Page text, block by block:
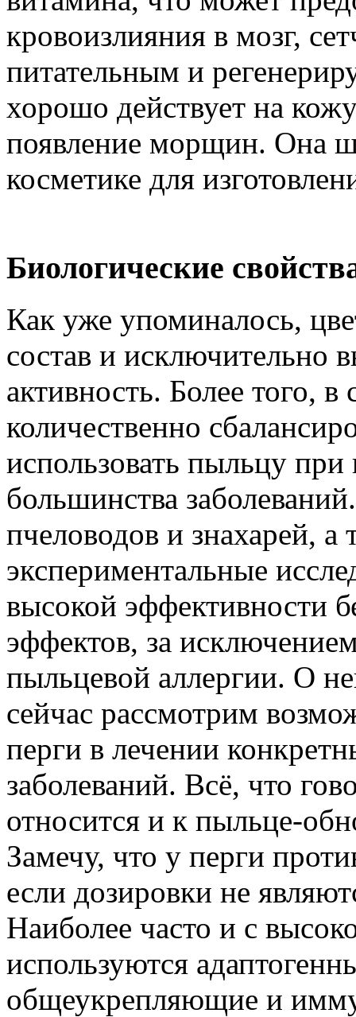
кровоизлияния в мозг,
питательным и
хорошо действует на
появление морщин. Она
косметике для
Биологические
Как уже упоминалось,
состав и исключительно
активность. Более того,
количественно
использовать пыльцу
большинства
пчеловодов и знахарей, а
экспериментальные
высокой эффективности
эффектов, за
пыльцевой аллергии. О
сейчас рассмотрим
перги в лечении
заболеваний. Всё, что
относится и к пыльце-
Замечу, что у перги
если дозировки не
Наиболее часто и с
используются
общеукрепляющие и